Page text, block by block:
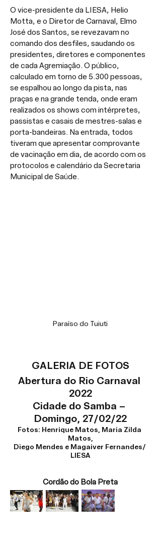
O vice-presidente da LIESA, Helio
Motta, e o Diretor de Carnaval, Elmo
José dos Santos, se revezavam no
comando dos desfiles, saudando os
presidentes, diretores e componentes
de cada Agremiação. O público,
calculado em torno de 5.300 pessoas,
se espalhou ao longo da pista, nas
praças e na grande tenda, onde eram
realizados os shows com intérpretes,
passistas e casais de mestres-salas e
porta-bandeiras. Na entrada, todos
tiveram que apresentar comprovante
de vacinação em dia, de acordo com os
protocolos e calendário da Secretaria
Municipal de Saúde.
Paraíso do Tuiuti
GALERIA DE FOTOS
Abertura do Rio Carnaval
2022
Cidade do Samba –
Domingo, 27/02/22
Fotos: Henrique Matos, Maria Zilda
Matos,
Diego Mendes e Magaiver Fernandes/
LIESA
Cordão do Bola Preta